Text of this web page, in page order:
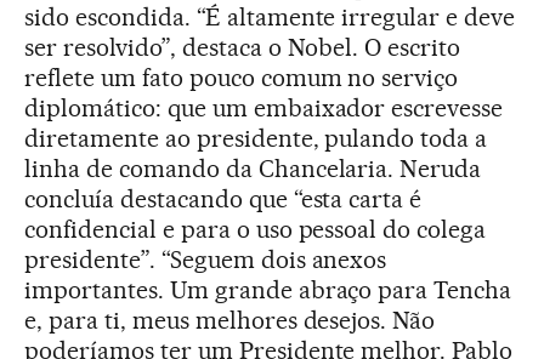
sido escondida. “É altamente irregular e deve
ser resolvido”, destaca o Nobel. O escrito
reflete um fato pouco comum no serviço
diplomático: que um embaixador escrevesse
diretamente ao presidente, pulando toda a
linha de comando da Chancelaria. Neruda
concluía destacando que “esta carta é
confidencial e para o uso pessoal do colega
presidente”. “Seguem dois anexos
importantes. Um grande abraço para Tencha
e, para ti, meus melhores desejos. Não
poderíamos ter um Presidente melhor. Pablo